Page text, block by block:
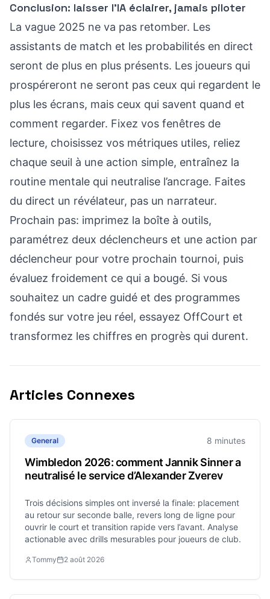
Conclusion: laisser l’IA éclairer, jamais piloter
La vague 2025 ne va pas retomber. Les
assistants de match et les probabilités en direct
seront de plus en plus présents. Les joueurs qui
prospéreront ne seront pas ceux qui regardent le
plus les écrans, mais ceux qui savent quand et
comment regarder. Fixez vos fenêtres de
lecture, choisissez vos métriques utiles, reliez
chaque seuil à une action simple, entraînez la
routine mentale qui neutralise l’ancrage. Faites
du direct un révélateur, pas un narrateur.
Prochain pas: imprimez la boîte à outils,
paramétrez deux déclencheurs et une action par
déclencheur pour votre prochain tournoi, puis
évaluez froidement ce qui a bougé. Si vous
souhaitez un cadre guidé et des programmes
fondés sur votre jeu réel, essayez OffCourt et
transformez les chiffres en progrès qui durent.
Articles Connexes
General 8 minutes
Wimbledon 2026: comment Jannik Sinner a
neutralisé le service d’Alexander Zverev
Trois décisions simples ont inversé la finale: placement
au retour sur seconde balle, revers long de ligne pour
ouvrir le court et transition rapide vers l’avant. Analyse
actionable avec drills mesurables pour joueurs de club.
Tommy 2 août 2026